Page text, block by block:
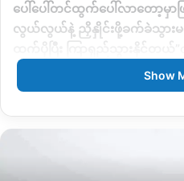
ပေါ်ပေါ်တင်ထွက်ပေါ်လာတော့မှ
လွယ်လွယ်နဲ့ ညှိနှိုင်းဖို့ခက်ခဲသွားမ
Yang TV
ကနေ တဆင့်ပြောဆိုခဲ့ပ
အောက်မှာ ရှိနေကြတဲ့ပြည်သူတွေ
Show